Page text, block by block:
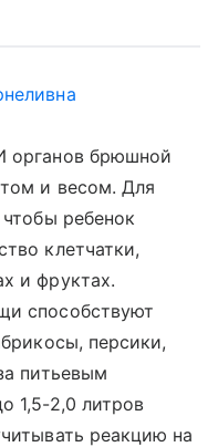
органов брюшной
и весом. Для
ребенок
клетчатки,
и фруктах.
способствуют
персики,
питьевым
1,5-2,0 литров
реакцию на